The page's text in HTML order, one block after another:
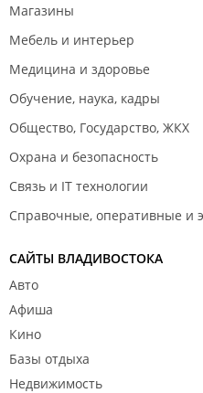
Магазины
Мебель и интерьер
Медицина и здоровье
Обучение, наука, кадры
Общество, Государство, ЖКХ
Охрана и безопасность
Связь и IT технологии
Справочные, оперативные и
САЙТЫ ВЛАДИВОСТОКА
Авто
Афиша
Кино
Базы отдыха
Недвижимость